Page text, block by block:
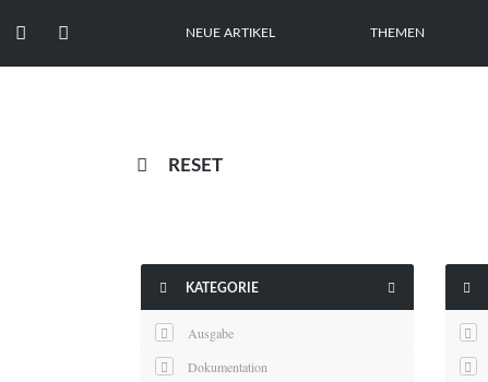
  NEUE ARTIKEL THEMEN
 RESET
 KATEGORIE 
Ausgabe
Dokumentation
